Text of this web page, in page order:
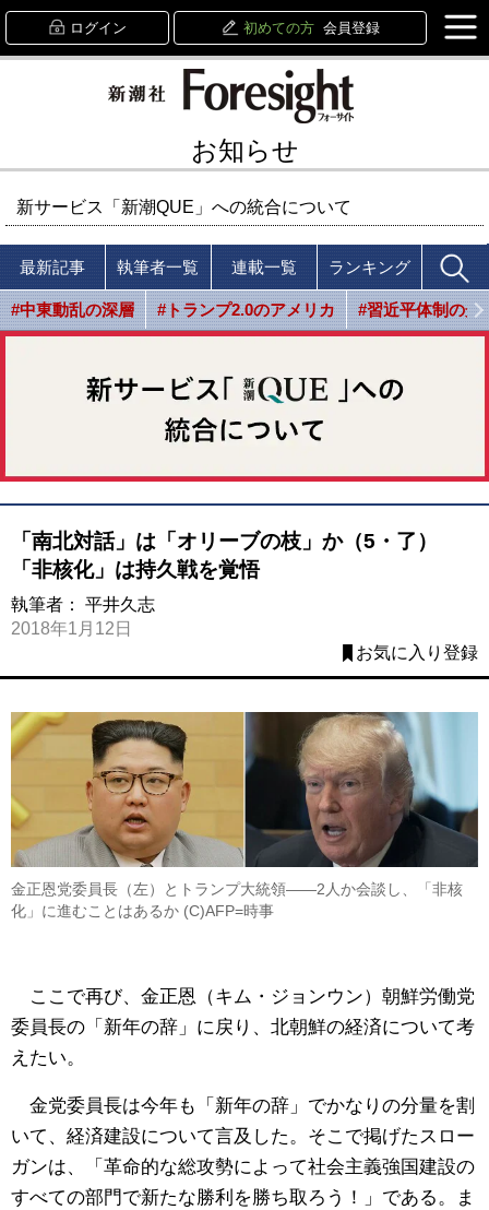
ログイン 初めての方 会員登録
お知らせ
新サービス「新潮QUE」への統合について
最新記事 執筆者一覧 連載一覧 ランキング
#中東動乱の深層 #トランプ2.0のアメリカ #習近平体制の光
「南北対話」は「オリーブの枝」か（5・了）
「非核化」は持久戦を覚悟
執筆者： 平井久志
2018年1月12日
お気に入り登録
金正恩党委員長（左）とトランプ大統領――2人か会談し、「非核
化」に進むことはあるか (C)AFP=時事
ここで再び、金正恩（キム・ジョンウン）朝鮮労働党
委員長の「新年の辞」に戻り、北朝鮮の経済について考
えたい。
金党委員長は今年も「新年の辞」でかなりの分量を割
いて、経済建設について言及した。そこで掲げたスロー
ガンは、「革命的な総攻勢によって社会主義強国建設の
すべての部門で新たな勝利を勝ち取ろう！」である。ま